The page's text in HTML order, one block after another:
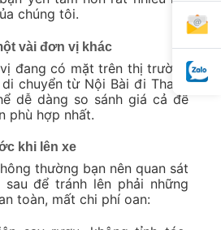
chúng tôi.
vài đơn vị khác
đang có mặt trên thị trường
chuyển từ Nội Bài đi Thanh
dễ dàng so sánh giá cả để
phù hợp nhất.
khi lên xe
thường bạn nên quan sát
để tránh lên phải những
toàn, mất chi phí oan: